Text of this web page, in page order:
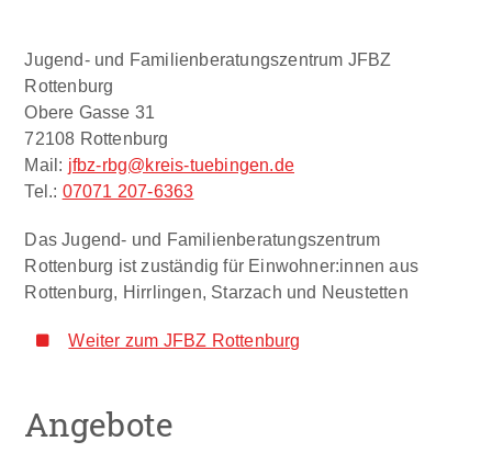
Jugend- und Familienberatungszentrum JFBZ
Rottenburg
Obere Gasse 31
72108 Rottenburg
Mail: jfbz-rbg@kreis-tuebingen.de
Tel.: 07071 207-6363
Das Jugend- und Familienberatungszentrum
Rottenburg ist zuständig für Einwohner:innen aus
Rottenburg, Hirrlingen, Starzach und Neustetten
Weiter zum JFBZ Rottenburg
Angebote